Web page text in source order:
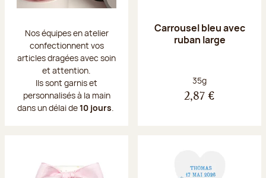
Nos équipes en atelier
confectionnent vos
articles dragées avec soin
et attention.
Ils sont garnis et
personnalisés à la main
dans un délai de10 jours.
Carrousel bleu avec
ruban large
Poids net :
35g
2,87 €